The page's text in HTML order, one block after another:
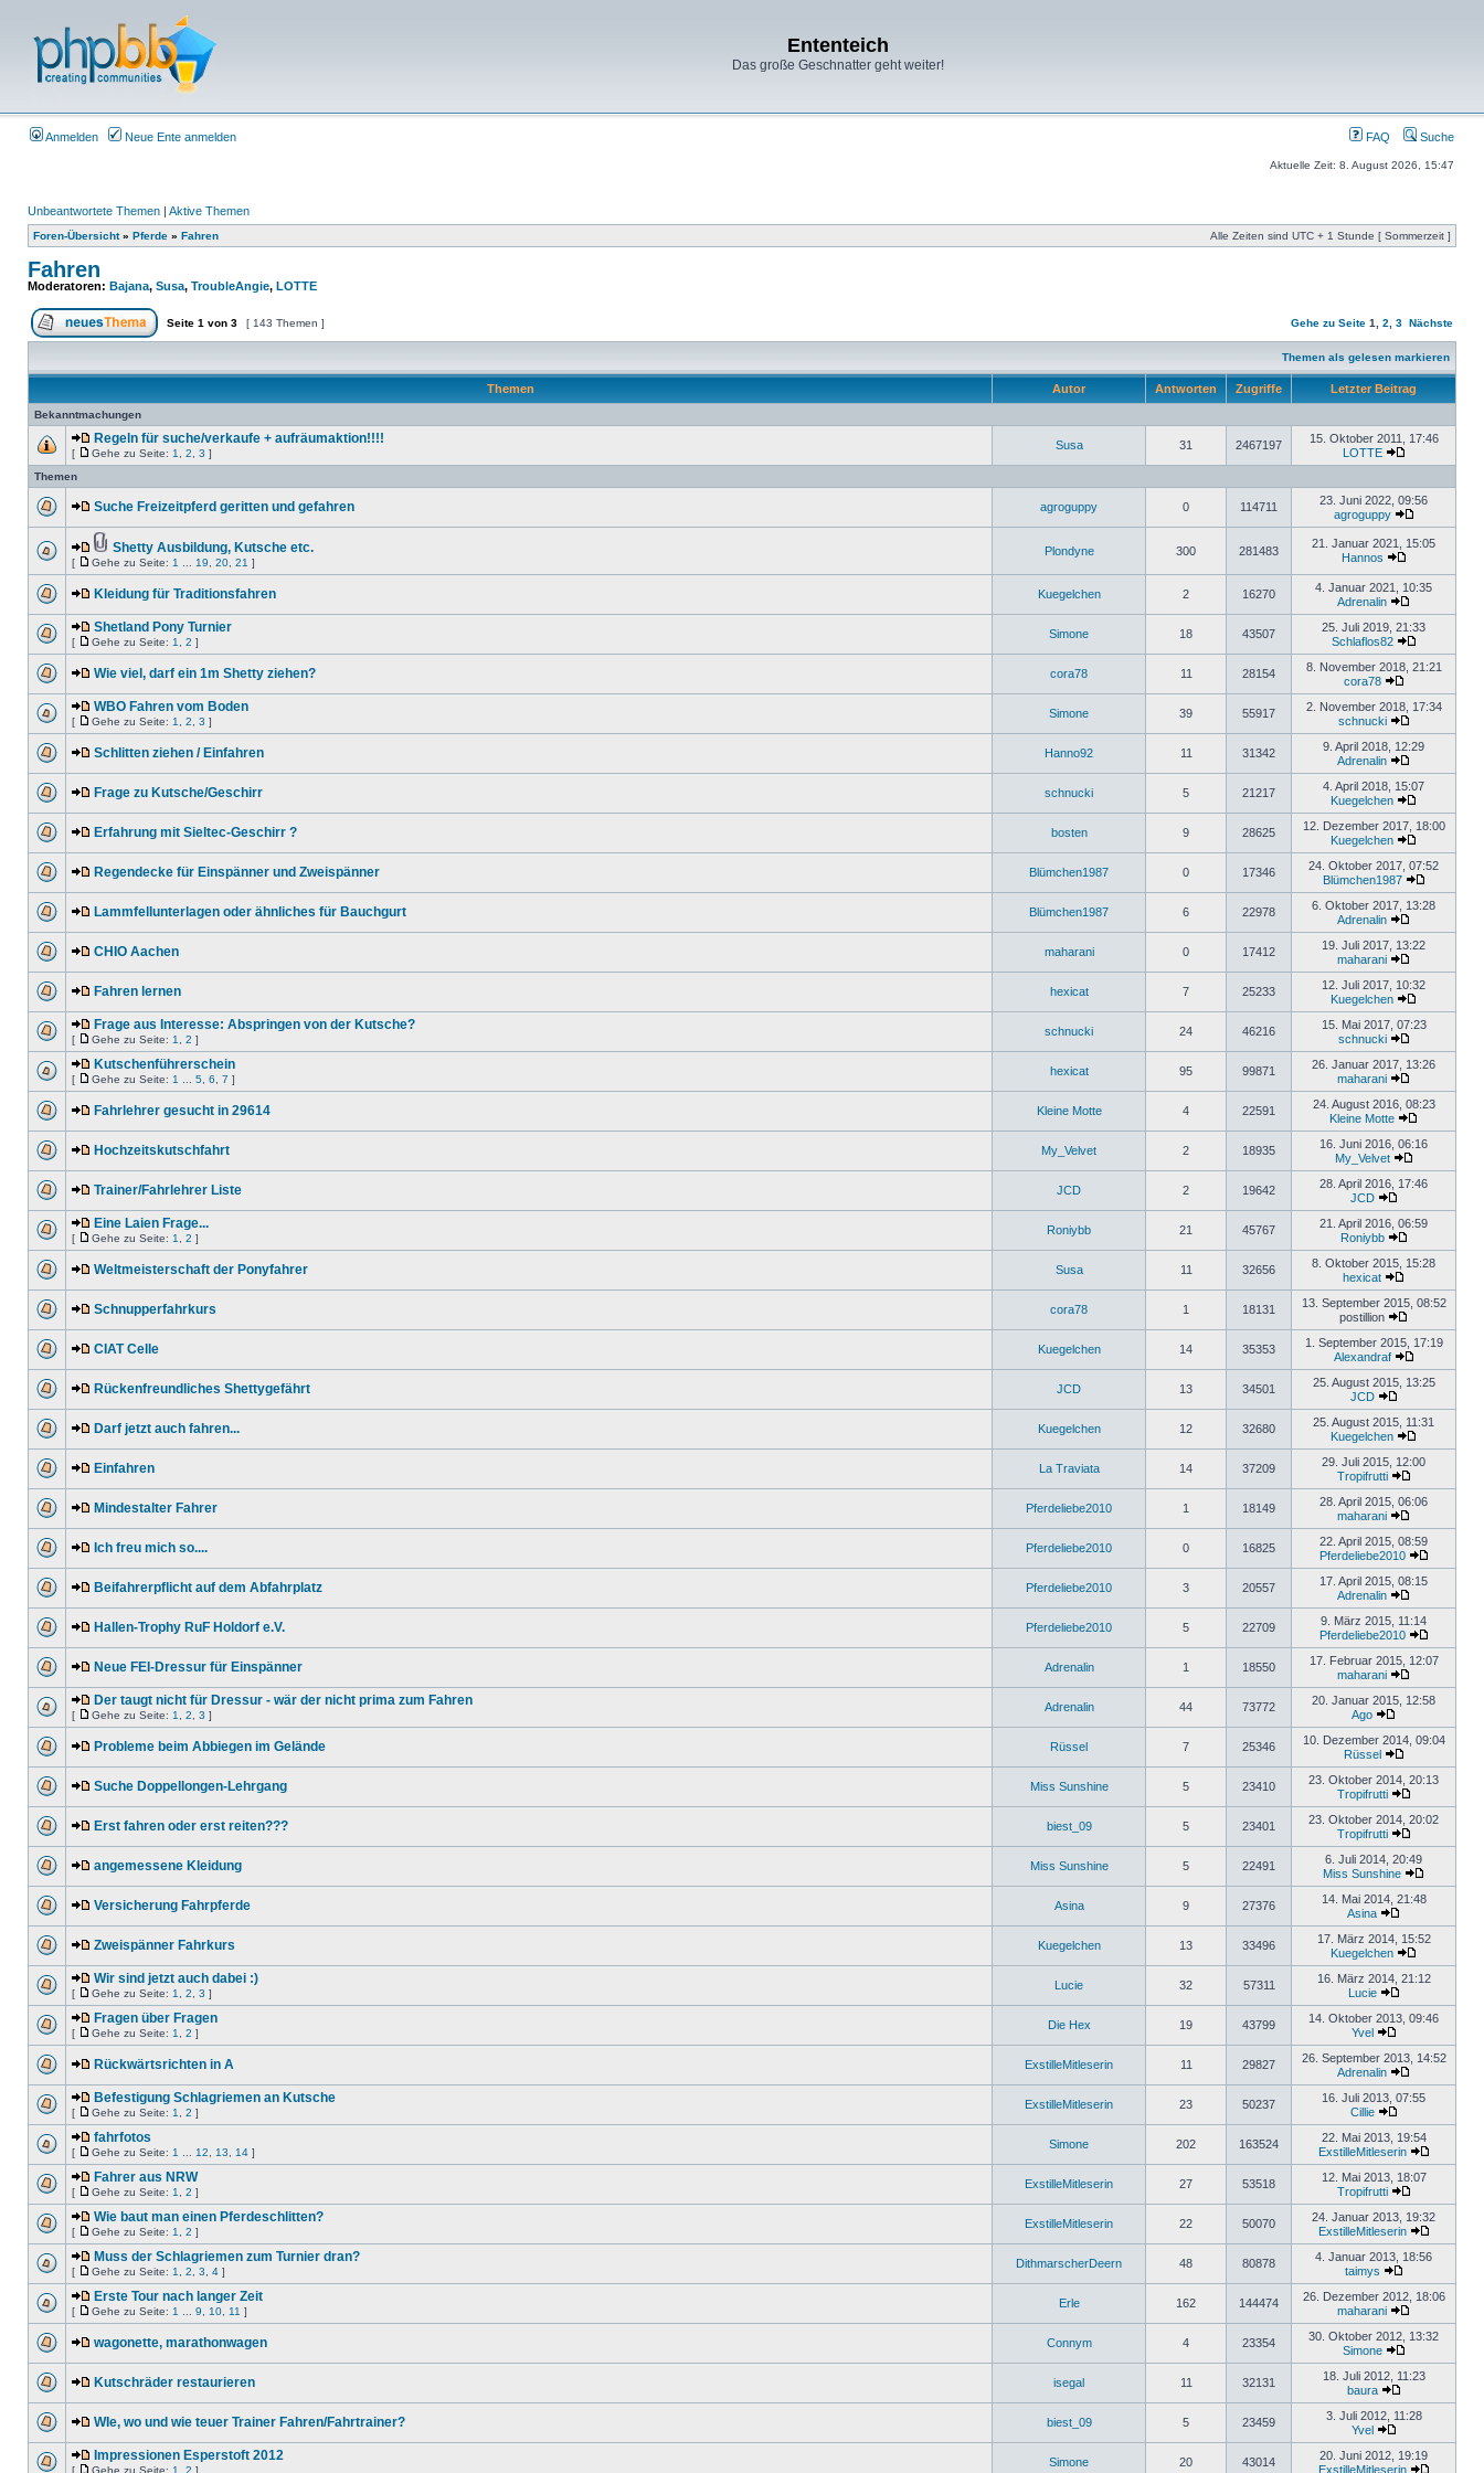
Ententeich
Das große Geschnatter geht weiter!
Anmelden Neue Ente anmelden FAQ Suche
Aktuelle Zeit: 8. August 2026, 15:47
Unbeantwortete Themen | Aktive Themen
Foren-Übersicht» Pferde » Fahren Alle Zeiten sind UTC + 1 Stunde [ Sommerzeit ]
Fahren
Moderatoren: Bajana, Susa, TroubleAngie, LOTTE
Seite 1 von 3 [ 143 Themen ] Gehe zu Seite 1 2 3 Nächste
Themen als gelesen markieren
Themen Autor Antworten Zugriffe Letzter Beitrag
Bekanntmachungen
Regeln für suche/verkaufe + aufräumaktion!!!!
[ Gehe zu Seite: 1 2 3 ]
Susa 31 2467197
15. Oktober 2011, 17:46
LOTTE
Themen
Suche Freizeitpferd geritten und gefahren agroguppy 0 114711
23. Juni 2022, 09:56
agroguppy
Shetty Ausbildung, Kutsche etc.
[ Gehe zu Seite: 1 19 20 21 ]
Plondyne 300 281483
21. Januar 2021, 15:05
Hannos
Kleidung für Traditionsfahren Kuegelchen 2 16270
4. Januar 2021, 10:35
Adrenalin
Shetland Pony Turnier
[ Gehe zu Seite: 1 2 ]
Simone 18 43507
25. Juli 2019, 21:33
Schlaflos82
Wie viel, darf ein 1m Shetty ziehen? cora78 11 28154
8. November 2018, 21:21
cora78
WBO Fahren vom Boden
[ Gehe zu Seite: 1 2 3 ]
Simone 39 55917
2. November 2018, 17:34
schnucki
Schlitten ziehen / Einfahren Hanno92 11 31342
9. April 2018, 12:29
Adrenalin
Frage zu Kutsche/Geschirr schnucki 5 21217
4. April 2018, 15:07
Kuegelchen
Erfahrung mit Sieltec-Geschirr ? bosten 9 28625
12. Dezember 2017, 18:00
Kuegelchen
Regendecke für Einspänner und Zweispänner Blümchen1987 0 17346
24. Oktober 2017, 07:52
Blümchen1987
Lammfellunterlagen oder ähnliches für Bauchgurt Blümchen1987 6 22978
6. Oktober 2017, 13:28
Adrenalin
CHIO Aachen maharani 0 17412
19. Juli 2017, 13:22
maharani
Fahren lernen hexicat 7 25233
12. Juli 2017, 10:32
Kuegelchen
Frage aus Interesse: Abspringen von der Kutsche?
[ Gehe zu Seite: 1 2 ]
schnucki 24 46216
15. Mai 2017, 07:23
schnucki
Kutschenführerschein
[ Gehe zu Seite: 1 5 6 7 ]
hexicat 95 99871
26. Januar 2017, 13:26
maharani
Fahrlehrer gesucht in 29614 Kleine Motte 4 22591
24. August 2016, 08:23
Kleine Motte
Hochzeitskutschfahrt My_Velvet 2 18935
16. Juni 2016, 06:16
My_Velvet
Trainer/Fahrlehrer Liste JCD 2 19642
28. April 2016, 17:46
JCD
Eine Laien Frage...
[ Gehe zu Seite: 1 2 ]
Roniybb 21 45767
21. April 2016, 06:59
Roniybb
Weltmeisterschaft der Ponyfahrer Susa 11 32656
8. Oktober 2015, 15:28
hexicat
Schnupperfahrkurs cora78 1 18131
13. September 2015, 08:52
postillion
CIAT Celle Kuegelchen 14 35353
1. September 2015, 17:19
Alexandraf
Rückenfreundliches Shettygefährt JCD 13 34501
25. August 2015, 13:25
JCD
Darf jetzt auch fahren... Kuegelchen 12 32680
25. August 2015, 11:31
Kuegelchen
Einfahren La Traviata 14 37209
29. Juli 2015, 12:00
Tropifrutti
Mindestalter Fahrer Pferdeliebe2010 1 18149
28. April 2015, 06:06
maharani
Ich freu mich so.... Pferdeliebe2010 0 16825
22. April 2015, 08:59
Pferdeliebe2010
Beifahrerpflicht auf dem Abfahrplatz Pferdeliebe2010 3 20557
17. April 2015, 08:15
Adrenalin
Hallen-Trophy RuF Holdorf e.V. Pferdeliebe2010 5 22709
9. März 2015, 11:14
Pferdeliebe2010
Neue FEI-Dressur für Einspänner Adrenalin 1 18550
17. Februar 2015, 12:07
maharani
Der taugt nicht für Dressur - wär der nicht prima zum Fahren
[ Gehe zu Seite: 1 2 3 ]
Adrenalin 44 73772
20. Januar 2015, 12:58
Ago
Probleme beim Abbiegen im Gelände Rüssel 7 25346
10. Dezember 2014, 09:04
Rüssel
Suche Doppellongen-Lehrgang Miss Sunshine 5 23410
23. Oktober 2014, 20:13
Tropifrutti
Erst fahren oder erst reiten??? biest_09 5 23401
23. Oktober 2014, 20:02
Tropifrutti
angemessene Kleidung Miss Sunshine 5 22491
6. Juli 2014, 20:49
Miss Sunshine
Versicherung Fahrpferde Asina 9 27376
14. Mai 2014, 21:48
Asina
Zweispänner Fahrkurs Kuegelchen 13 33496
17. März 2014, 15:52
Kuegelchen
Wir sind jetzt auch dabei :)
[ Gehe zu Seite: 1 2 3 ]
Lucie 32 57311
16. März 2014, 21:12
Lucie
Fragen über Fragen
[ Gehe zu Seite: 1 2 ]
Die Hex 19 43799
14. Oktober 2013, 09:46
Yvel
Rückwärtsrichten in A ExstilleMitleserin 11 29827
26. September 2013, 14:52
Adrenalin
Befestigung Schlagriemen an Kutsche
[ Gehe zu Seite: 1 2 ]
ExstilleMitleserin 23 50237
16. Juli 2013, 07:55
Cillie
fahrfotos
[ Gehe zu Seite: 1 12 13 14 ]
Simone 202 163524
22. Mai 2013, 19:54
ExstilleMitleserin
Fahrer aus NRW
[ Gehe zu Seite: 1 2 ]
ExstilleMitleserin 27 53518
12. Mai 2013, 18:07
Tropifrutti
Wie baut man einen Pferdeschlitten?
[ Gehe zu Seite: 1 2 ]
ExstilleMitleserin 22 50070
24. Januar 2013, 19:32
ExstilleMitleserin
Muss der Schlagriemen zum Turnier dran?
[ Gehe zu Seite: 1 2 3 4 ]
DithmarscherDeern 48 80878
4. Januar 2013, 18:56
taimys
Erste Tour nach langer Zeit
[ Gehe zu Seite: 1 9 10 11 ]
Erle 162 144474
26. Dezember 2012, 18:06
maharani
wagonette, marathonwagen Connym 4 23354
30. Oktober 2012, 13:32
Simone
Kutschräder restaurieren isegal 11 32131
18. Juli 2012, 11:23
baura
WIe, wo und wie teuer Trainer Fahren/Fahrtrainer? biest_09 5 23459
3. Juli 2012, 11:28
Yvel
Impressionen Esperstoft 2012
[ Gehe zu Seite: 1 2 ]
Simone 20 43014
20. Juni 2012, 19:19
ExstilleMitleserin